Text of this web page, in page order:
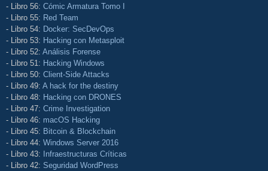
- Libro 56: Cómic Armatura Tomo I
- Libro 55: Red Team
- Libro 54: Docker: SecDevOps
- Libro 53: Hacking con Metasploit
- Libro 52: Análisis Forense
- Libro 51: Hacking Windows
- Libro 50: Client-Side Attacks
- Libro 49: A hack for the destiny
- Libro 48: Hacking con DRONES
- Libro 47: Crime Investigation
- Libro 46: macOS Hacking
- Libro 45: Bitcoin & Blockchain
- Libro 44: Windows Server 2016
- Libro 43: Infraestructuras Críticas
- Libro 42: Seguridad WordPress